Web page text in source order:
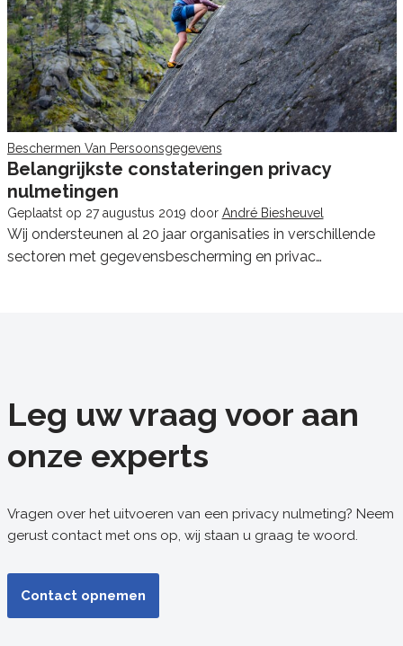
Beschermen Van Persoonsgegevens
Belangrijkste constateringen privacy
nulmetingen
Geplaatst op 27 augustus 2019 door André Biesheuvel
Wij ondersteunen al 20 jaar organisaties in verschillende
sectoren met gegevensbescherming en privac…
Leg uw vraag voor aan
onze experts
Vragen over het uitvoeren van een privacy nulmeting? Neem
gerust contact met ons op, wij staan u graag te woord.
Contact opnemen